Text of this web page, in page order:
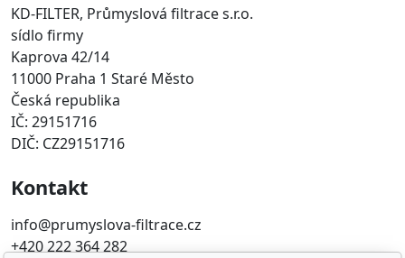
KD-FILTER, Průmyslová filtrace s.r.o.
sídlo firmy
Kaprova 42/14
11000 Praha 1 Staré Město
Česká republika
IČ: 29151716
DIČ: CZ29151716
Kontakt
info@prumyslova-filtrace.cz
+420 222 364 282